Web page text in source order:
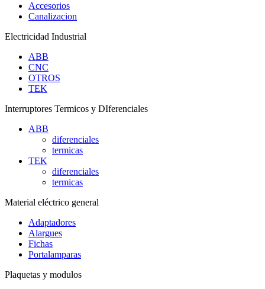
Accesorios
Canalizacion
Electricidad Industrial
ABB
CNC
OTROS
TEK
Interruptores Termicos y DIferenciales
ABB
diferenciales
termicas
TEK
diferenciales
termicas
Material eléctrico general
Adaptadores
Alargues
Fichas
Portalamparas
Plaquetas y modulos